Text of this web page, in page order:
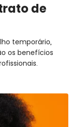
de
temporário,
os benefícios